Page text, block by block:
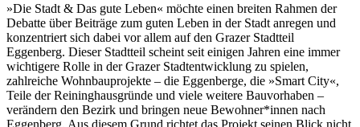
»Die Stadt & Das gute Leben« möchte einen breiten Rahmen der
Debatte über Beiträge zum guten Leben in der Stadt anregen und
konzentriert sich dabei vor allem auf den Grazer Stadtteil
Eggenberg. Dieser Stadtteil scheint seit einigen Jahren eine immer
wichtigere Rolle in der Grazer Stadtentwicklung zu spielen,
zahlreiche Wohnbauprojekte – die Eggenberge, die »Smart City«,
Teile der Reininghausgründe und viele weitere Bauvorhaben –
verändern den Bezirk und bringen neue Bewohner*innen nach
Eggenberg. Aus diesem Grund richtet das Projekt seinen Blick nicht